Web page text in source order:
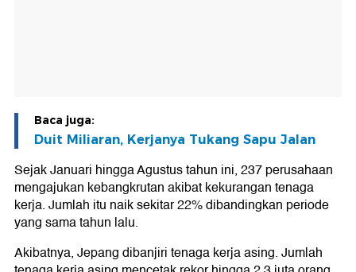
Baca juga:
Duit Miliaran, Kerjanya Tukang Sapu Jalan
Sejak Januari hingga Agustus tahun ini, 237 perusahaan
mengajukan kebangkrutan akibat kekurangan tenaga
kerja. Jumlah itu naik sekitar 22% dibandingkan periode
yang sama tahun lalu.
Akibatnya, Jepang dibanjiri tenaga kerja asing. Jumlah